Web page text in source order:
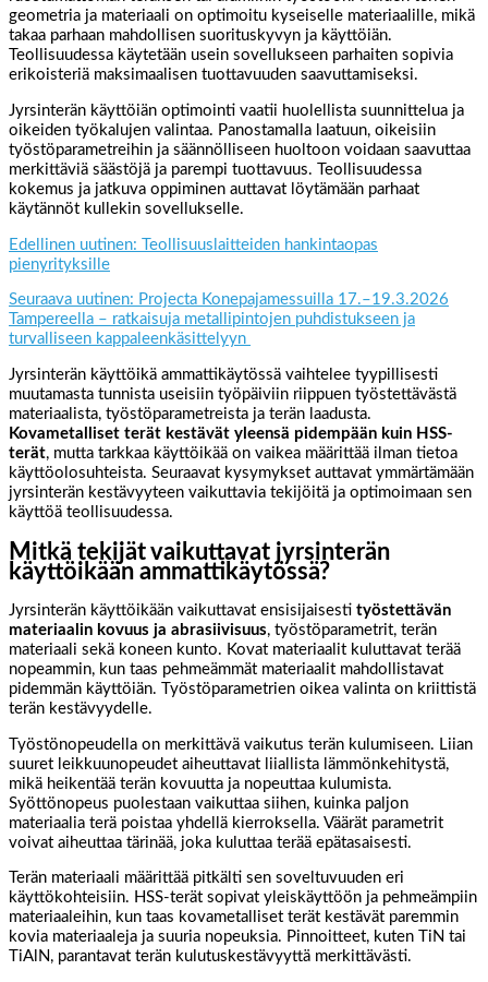
geometria ja materiaali on optimoitu kyseiselle materiaalille, mikä
takaa parhaan mahdollisen suorituskyvyn ja käyttöiän.
Teollisuudessa käytetään usein sovellukseen parhaiten sopivia
erikoisteriä maksimaalisen tuottavuuden saavuttamiseksi.
Jyrsinterän käyttöiän optimointi vaatii huolellista suunnittelua ja
oikeiden työkalujen valintaa. Panostamalla laatuun, oikeisiin
työstöparametreihin ja säännölliseen huoltoon voidaan saavuttaa
merkittäviä säästöjä ja parempi tuottavuus. Teollisuudessa
kokemus ja jatkuva oppiminen auttavat löytämään parhaat
käytännöt kullekin sovellukselle.
Edellinen uutinen: Teollisuuslaitteiden hankintaopas
pienyrityksille
Seuraava uutinen: Projecta Konepajamessuilla 17.–19.3.2026
Tampereella – ratkaisuja metallipintojen puhdistukseen ja
turvalliseen kappaleenkäsittelyyn
Jyrsinterän käyttöikä ammattikäytössä vaihtelee tyypillisesti
muutamasta tunnista useisiin työpäiviin riippuen työstettävästä
materiaalista, työstöparametreista ja terän laadusta.
Kovametalliset terät kestävät yleensä pidempään kuin HSS-
terät, mutta tarkkaa käyttöikää on vaikea määrittää ilman tietoa
käyttöolosuhteista. Seuraavat kysymykset auttavat ymmärtämään
jyrsinterän kestävyyteen vaikuttavia tekijöitä ja optimoimaan sen
käyttöä teollisuudessa.
Mitkä tekijät vaikuttavat jyrsinterän
käyttöikään ammattikäytössä?
Jyrsinterän käyttöikään vaikuttavat ensisijaisesti työstettävän
materiaalin kovuus ja abrasiivisuus, työstöparametrit, terän
materiaali sekä koneen kunto. Kovat materiaalit kuluttavat terää
nopeammin, kun taas pehmeämmät materiaalit mahdollistavat
pidemmän käyttöiän. Työstöparametrien oikea valinta on kriittistä
terän kestävyydelle.
Työstönopeudella on merkittävä vaikutus terän kulumiseen. Liian
suuret leikkuunopeudet aiheuttavat liiallista lämmönkehitystä,
mikä heikentää terän kovuutta ja nopeuttaa kulumista.
Syöttönopeus puolestaan vaikuttaa siihen, kuinka paljon
materiaalia terä poistaa yhdellä kierroksella. Väärät parametrit
voivat aiheuttaa tärinää, joka kuluttaa terää epätasaisesti.
Terän materiaali määrittää pitkälti sen soveltuvuuden eri
käyttökohteisiin. HSS-terät sopivat yleiskäyttöön ja pehmeämpiin
materiaaleihin, kun taas kovametalliset terät kestävät paremmin
kovia materiaaleja ja suuria nopeuksia. Pinnoitteet, kuten TiN tai
TiAlN, parantavat terän kulutuskestävyyttä merkittävästi.